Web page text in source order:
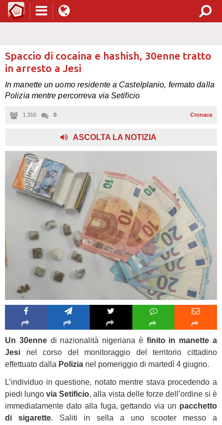
Spaccio di cocaina e hashish, 30enne tratto
in arresto a Jesi
In manette un uomo residente a Castelplanio, fermato dalla
Polizia mentre percorreva via Setificio
1.310 0 Cronaca
ASCOLTA LA NOTIZIA
Un 30ennedi nazionalità nigeriana è finito in manette a
Jesi nel corso del monitoraggio del territorio cittadino
effettuato dalla Polizia nel pomeriggio di martedì 4 giugno.
L’individuo in questione, notato mentre stava procedendo a
piedi lungovia Setificio, alla vista delle forze dell’ordine si è
immediatamente dato alla fuga, gettando via un pacchetto
di sigarette. Saliti in sella a uno scooter messo a